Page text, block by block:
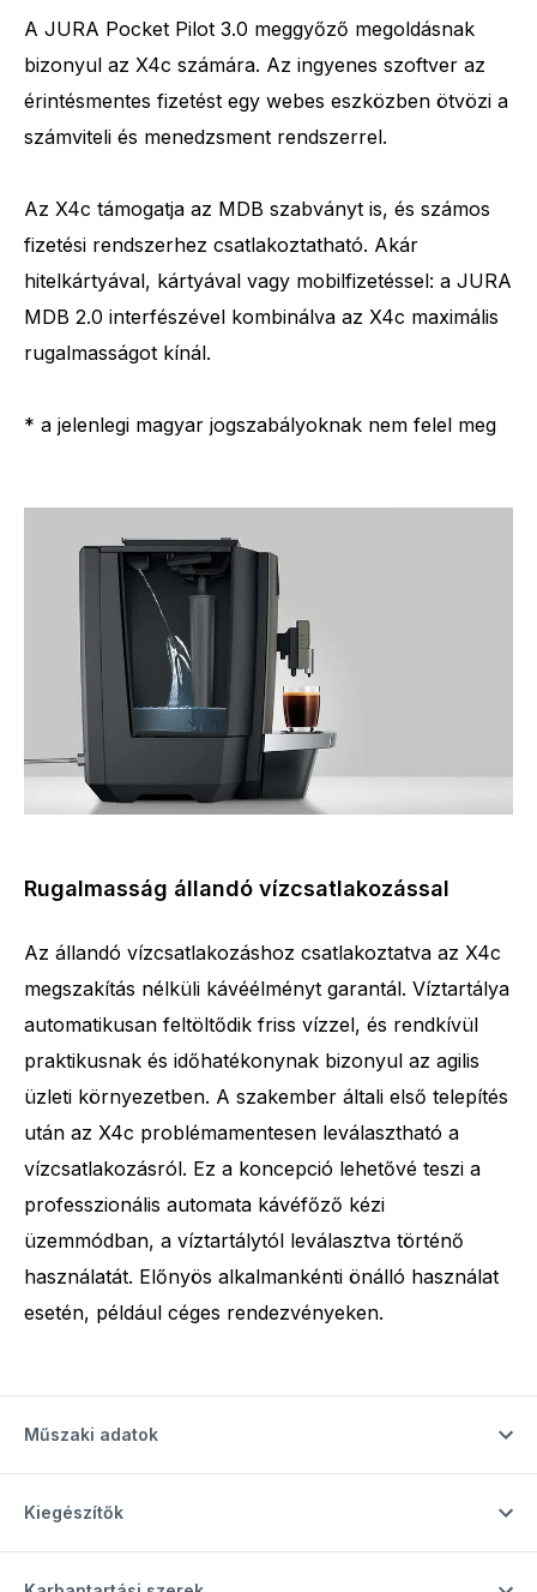
A JURA Pocket Pilot 3.0 meggyőző megoldásnak
bizonyul az X4c számára. Az ingyenes szoftver az
érintésmentes fizetést egy webes eszközben ötvözi a
számviteli és menedzsment rendszerrel.
Az X4c támogatja az MDB szabványt is, és számos
fizetési rendszerhez csatlakoztatható. Akár
hitelkártyával, kártyával vagy mobilfizetéssel: a JURA
MDB 2.0 interfészével kombinálva az X4c maximális
rugalmasságot kínál.
* a jelenlegi magyar jogszabályoknak nem felel meg
Rugalmasság állandó vízcsatlakozással
Az állandó vízcsatlakozáshoz csatlakoztatva az X4c
megszakítás nélküli kávéélményt garantál. Víztartálya
automatikusan feltöltődik friss vízzel, és rendkívül
praktikusnak és időhatékonynak bizonyul az agilis
üzleti környezetben. A szakember általi első telepítés
után az X4c problémamentesen leválasztható a
vízcsatlakozásról. Ez a koncepció lehetővé teszi a
professzionális automata kávéfőző kézi
üzemmódban, a víztartálytól leválasztva történő
használatát. Előnyös alkalmankénti önálló használat
esetén, például céges rendezvényeken.
Műszaki adatok
Kiegészítők